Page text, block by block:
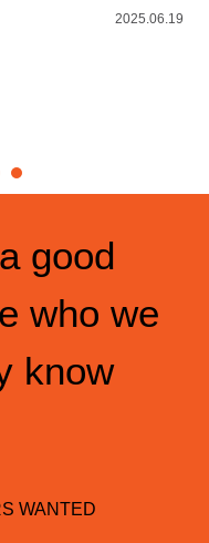
2025.06.19
good
who we
know
WANTED